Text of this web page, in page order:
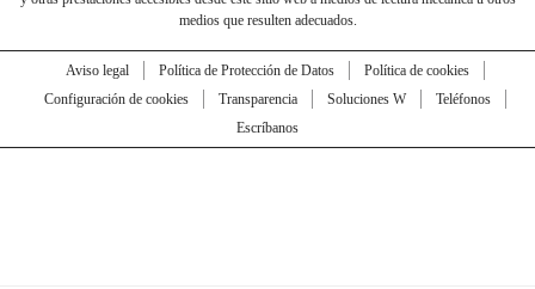
medios que resulten adecuados.
Aviso legal Política de Protección de Datos
Política de cookies
Configuración de cookies
Transparencia Soluciones W
Teléfonos
Escríbanos